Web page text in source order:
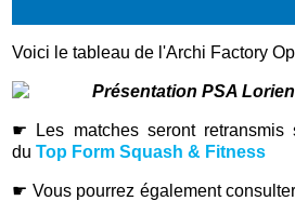
Voici le tableau de l'Archi Factory
☛ Les matches seront retransmis
duTop Form Squash & Fitness
☛ Vous pourrez également